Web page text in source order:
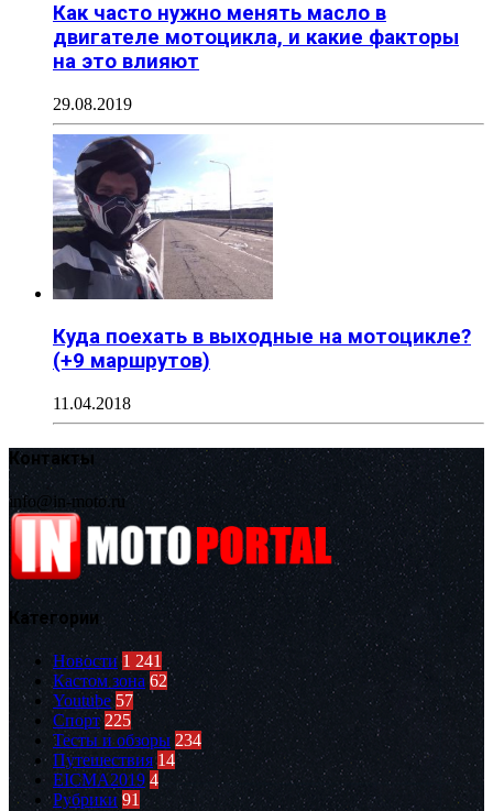
Как часто нужно менять масло в
двигателе мотоцикла, и какие факторы
на это влияют
29.08.2019
Куда поехать в выходные на мотоцикле?
(+9 маршрутов)
11.04.2018
Контакты
info@in-moto.ru
Категории
Новости 1 241
Кастом зона 62
Youtube 57
Спорт 225
Тесты и обзоры 234
Путешествия 14
EICMA2019 4
Рубрики 91